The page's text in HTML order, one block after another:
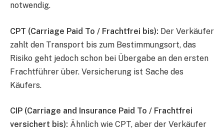
notwendig.
CPT (Carriage Paid To / Frachtfrei bis): Der Verkäufer
zahlt den Transport bis zum Bestimmungsort, das
Risiko geht jedoch schon bei Übergabe an den ersten
Frachtführer über. Versicherung ist Sache des
Käufers.
CIP (Carriage and Insurance Paid To / Frachtfrei
versichert bis): Ähnlich wie CPT, aber der Verkäufer